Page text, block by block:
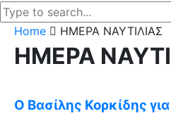
Home ΗΜΕΡΑ ΝΑΥΤΙΛΙΑΣ
ΗΜΕΡΑ
Ο Βασίλης Κορκίδης